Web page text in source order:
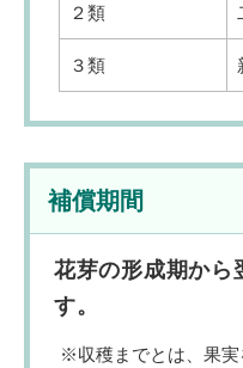
２類
３類
補償期間
花芽の形成期から
す。
収穫までとは、果